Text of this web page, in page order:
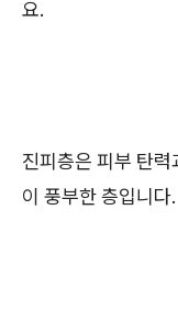
요.
진피층은 피부 탄
이 풍부한 층입니다.